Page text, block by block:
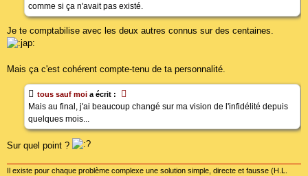
comme si ça n'avait pas existé.
Je te comptabilise avec les deux autres connus sur des centaines.
Mais ça c'est cohérent compte-tenu de ta personnalité.
tous sauf moi a écrit :
Mais au final, j'ai beaucoup changé sur ma vision de l'infidélité depuis
quelques mois...
Sur quel point ?
Il existe pour chaque problème complexe une solution simple, directe et fausse (H.L.